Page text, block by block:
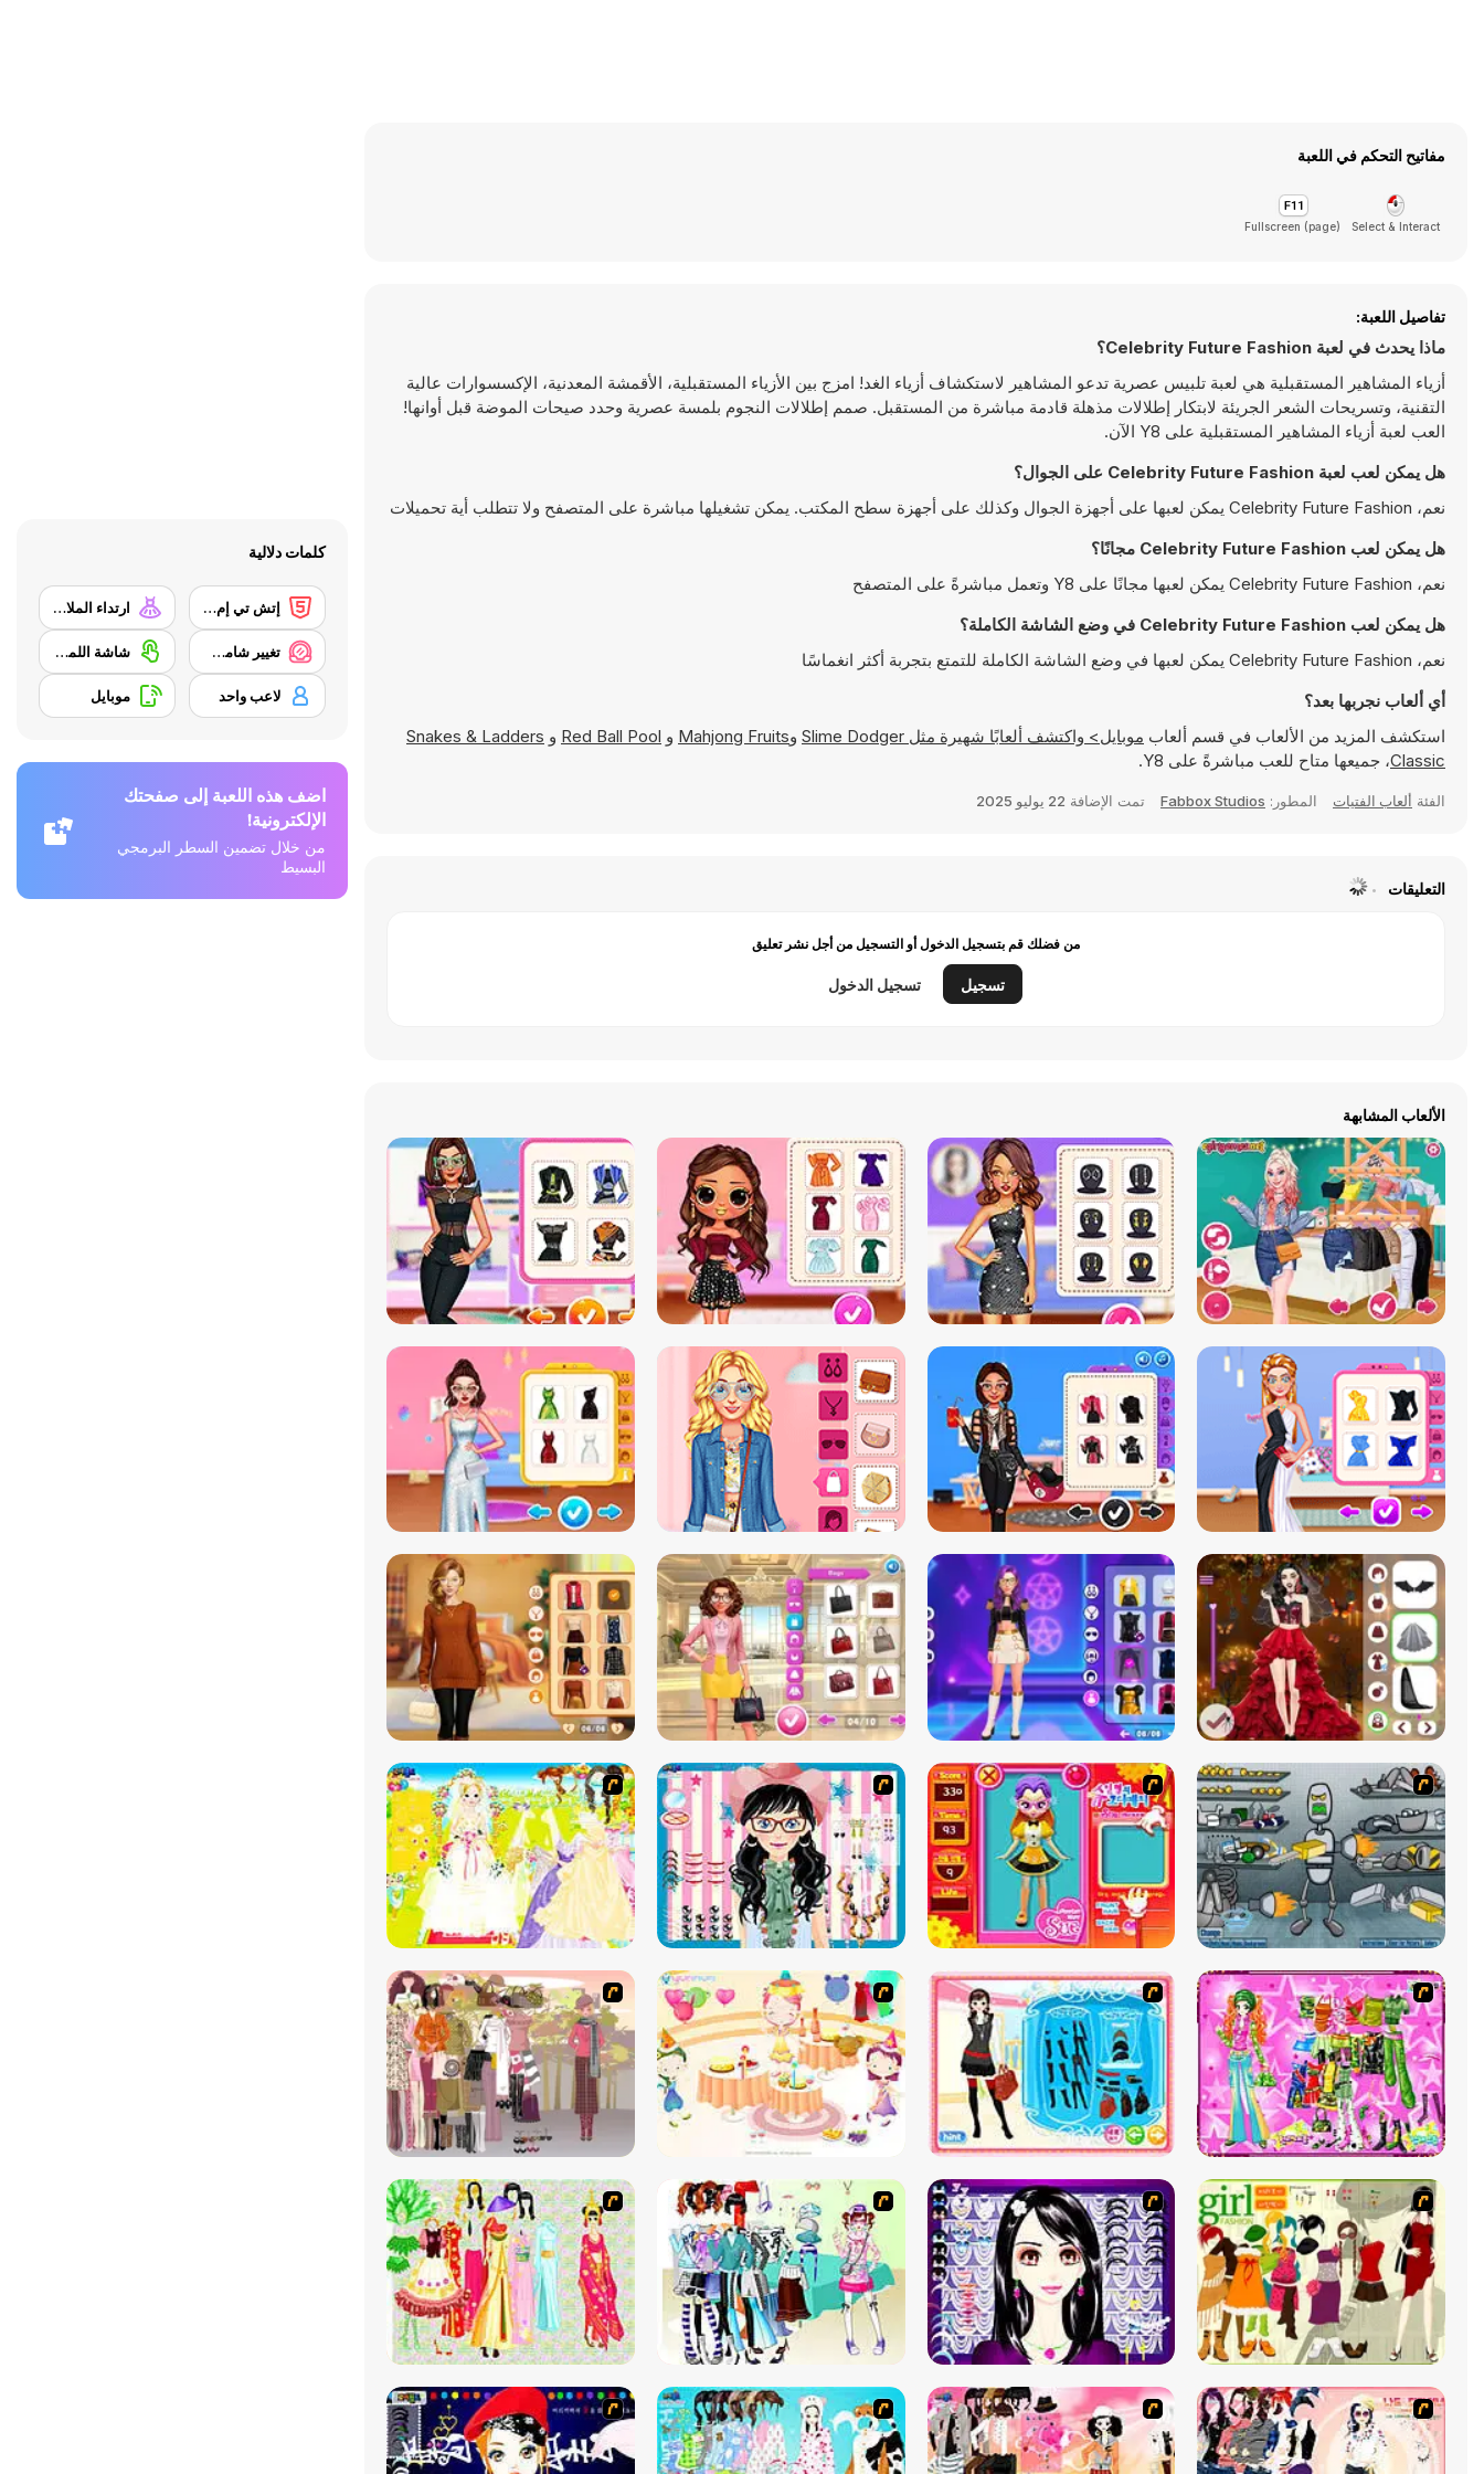
مفاتيح التحكم في اللعبة
Select & Interact
Fullscreen (page)
تفاصيل اللعبة:
ماذا يحدث في لعبة Celebrity Future Fashion؟
أزياء المشاهير المستقبلية هي لعبة تلبيس عصرية تدعو المشاهير لاستكشاف أزياء الغد! امزج بين الأزياء المستقبلية، الأقمشة المعدنية، الإكسسوارات عالية
التقنية، وتسريحات الشعر الجريئة لابتكار إطلالات مذهلة قادمة مباشرة من المستقبل. صمم إطلالات النجوم بلمسة عصرية وحدد صيحات الموضة قبل أوانها!
العب لعبة أزياء المشاهير المستقبلية على Y8 الآن.
هل يمكن لعب لعبة Celebrity Future Fashion على الجوال؟
نعم، Celebrity Future Fashion يمكن لعبها على أجهزة الجوال وكذلك على أجهزة سطح المكتب. يمكن تشغيلها مباشرة على المتصفح ولا تتطلب أية تحميلات
هل يمكن لعب Celebrity Future Fashion مجانًا؟
نعم، Celebrity Future Fashion يمكن لعبها مجانًا على Y8 وتعمل مباشرةً على المتصفح
هل يمكن لعب Celebrity Future Fashion في وضع الشاشة الكاملة؟
نعم، Celebrity Future Fashion يمكن لعبها في وضع الشاشة الكاملة للتمتع بتجربة أكثر انغماسًا
أي ألعاب نجربها بعد؟
استكشف المزيد من الألعاب في قسم ألعاب موبايل> واكتشف ألعابًا شهيرة مثل Slime Dodger وMahjong Fruits و Red Ball Pool و Snakes & Ladders
Classic، جميعها متاح للعب مباشرةً على Y8.
الفئة ألعاب الفتيات المطور: Fabbox Studios تمت الإضافة 22 يوليو 2025
التعليقات
من فضلك قم بتسجيل الدخول أو التسجيل من أجل نشر تعليق
تسجيل تسجيل الدخول
الألعاب المشابهة
كلمات دلالية
إتش تي إم إل 5 ارتداء الملابس
تغيير شامل/ مكياج شاشة اللمس
لاعب واحد موبايل
اضف هذه اللعبة إلى صفحتك
الإلكترونية!
من خلال تضمين السطر البرمجي
البسيط